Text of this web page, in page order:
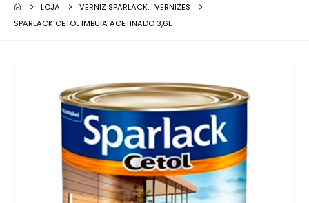
LOJA VERNIZ SPARLACK, VERNIZES
SPARLACK CETOL IMBUIA ACETINADO 3,6L